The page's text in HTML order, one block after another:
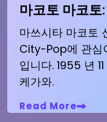
마코토 마코토
마쓰시타 마코토
City-Pop에 관심
입니다. 1955 년
케가와.
Read More